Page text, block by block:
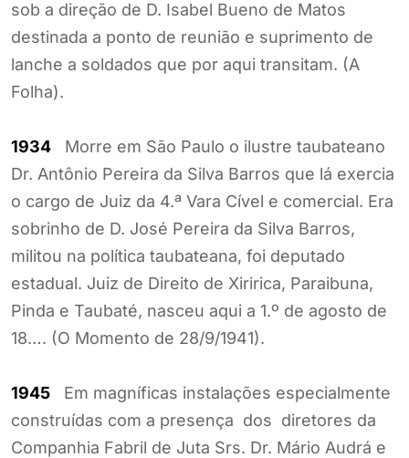
sob a direção de D. Isabel Bueno de Matos
destinada a ponto de reunião e suprimento de
lanche a soldados que por aqui transitam. (A
Folha).
1934 Morre em São Paulo o ilustre taubateano
Dr. Antônio Pereira da Silva Barros que lá exercia
o cargo de Juiz da 4.ª Vara Cível e comercial. Era
sobrinho de D. José Pereira da Silva Barros,
militou na política taubateana, foi deputado
estadual. Juiz de Direito de Xiririca, Paraibuna,
Pinda e Taubaté, nasceu aqui a 1.º de agosto de
18…. (O Momento de 28/9/1941).
1945 Em magníficas instalações especialmente
construídas com a presença dos diretores da
Companhia Fabril de Juta Srs. Dr. Mário Audrá e